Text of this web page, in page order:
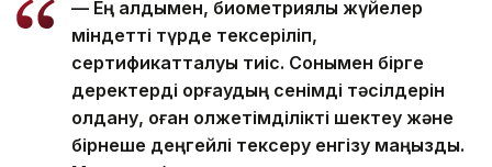
— Ең алдымен, биометриялық жүйелер
міндетті түрде тексеріліп,
сертификатталуы тиіс. Сонымен бірге
деректерді қорғаудың сенімді тәсілдерін
қолдану, оған қолжетімділікті шектеу және
бірнеше деңгейлі тексеру енгізу маңызды.